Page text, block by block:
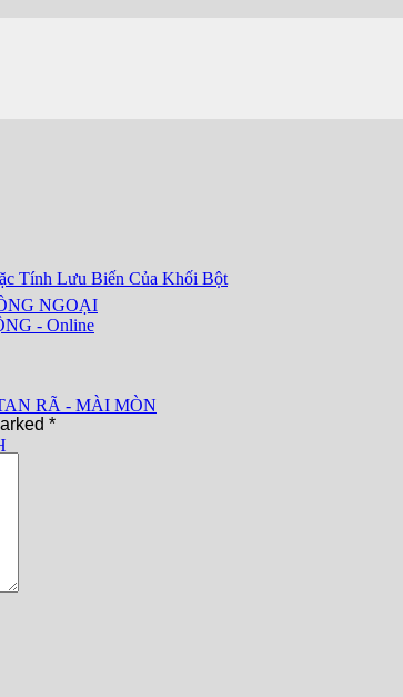
NGOẠI
- Online
RÃ - MÀI MÒN
Tính Lưu Biến Của Khối Bột
*